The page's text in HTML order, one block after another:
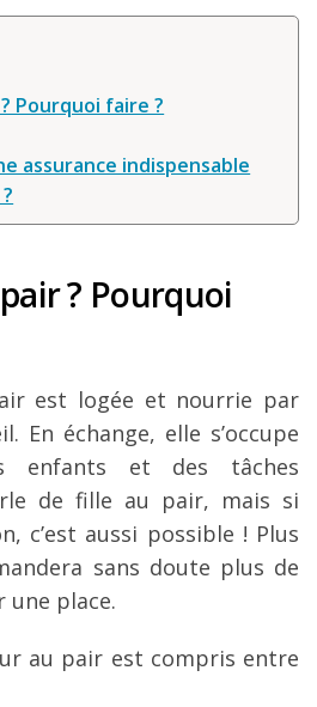
Pourquoi faire ?
assurance indispensable
? Pourquoi
est logée et nourrie par
En échange, elle s’occupe
enfants et des tâches
de fille au pair, mais si
c’est aussi possible ! Plus
sans doute plus de
place.
au pair est compris entre